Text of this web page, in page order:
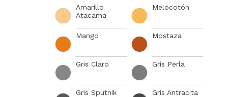
Amarillo
Atacama
Melocotón
Mango Mostaza
Gris Claro Gris Perla
Gris Sputnik Gris Antracita